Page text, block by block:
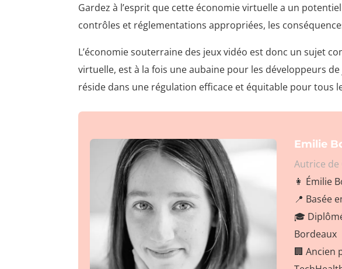
Gardez à l’esprit que cette économie virtuelle a un
contrôles et réglementations appropriées, les
L’économie souterraine des jeux vidéo est donc un sujet
virtuelle, est à la fois une aubaine pour les développeurs
réside dans une régulation efficace et équitable pour tous
Emilie
Autrice de
👩 Émilie
📍 Basée
🎓
Bordeaux
🏢 Ancien